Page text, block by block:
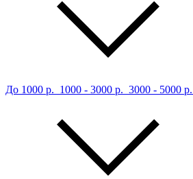
До 1000 р. 1000 - 3000 р. 3000 - 5000 р.